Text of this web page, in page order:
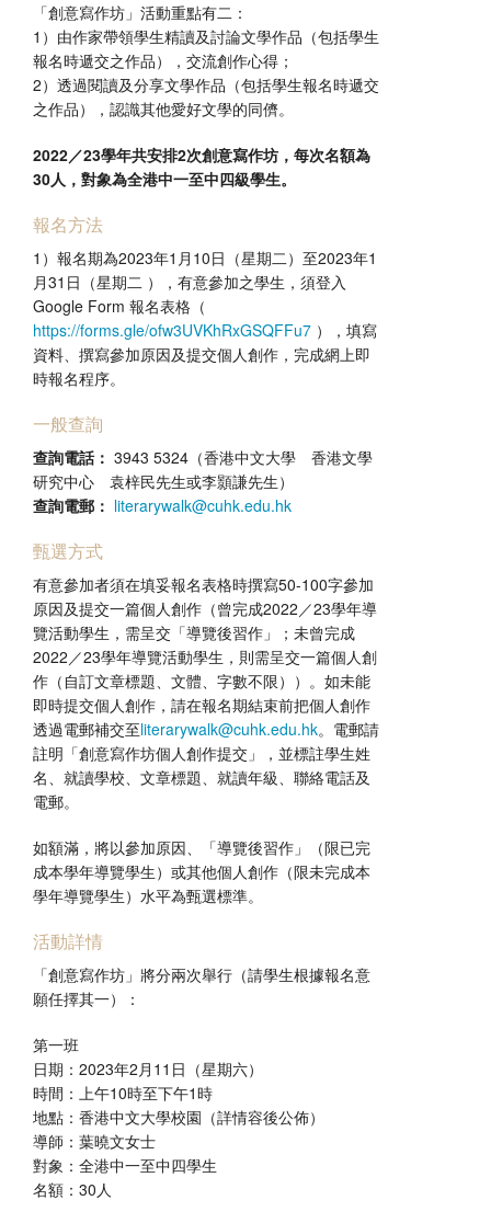
「創意寫作坊」活動重點有二：
1）由作家帶領學生精讀及討論文學作品（包括學生
報名時遞交之作品），交流創作心得；
2）透過閱讀及分享文學作品（包括學生報名時遞交
之作品），認識其他愛好文學的同儕。
2022／23學年共安排2次創意寫作坊，每次名額為
30人，對象為全港中一至中四級學生。
報名方法
1）報名期為2023年1月10日（星期二）至2023年1
月31日（星期二 ），有意參加之學生，須登入
Google Form 報名表格（
https://forms.gle/ofw3UVKhRxGSQFFu7 ），填寫
資料、撰寫參加原因及提交個人創作，完成網上即
時報名程序。
一般查詢
查詢電話： 3943 5324（香港中文大學 香港文學
研究中心 袁梓民先生或李顥謙先生）
查詢電郵： literarywalk@cuhk.edu.hk
甄選方式
有意參加者須在填妥報名表格時撰寫50-100字參加
原因及提交一篇個人創作（曾完成2022／23學年導
覽活動學生，需呈交「導覽後習作」；未曾完成
2022／23學年導覽活動學生，則需呈交一篇個人創
作（自訂文章標題、文體、字數不限））。如未能
即時提交個人創作，請在報名期結束前把個人創作
透過電郵補交至literarywalk@cuhk.edu.hk。電郵請
註明「創意寫作坊個人創作提交」，並標註學生姓
名、就讀學校、文章標題、就讀年級、聯絡電話及
電郵。
如額滿，將以參加原因、「導覽後習作」（限已完
成本學年導覽學生）或其他個人創作（限未完成本
學年導覽學生）水平為甄選標準。
活動詳情
「創意寫作坊」將分兩次舉行（請學生根據報名意
願任擇其一）：
第一班
日期：2023年2月11日（星期六）
時間：上午10時至下午1時
地點：香港中文大學校園（詳情容後公佈）
導師：葉曉文女士
對象：全港中一至中四學生
名額：30人